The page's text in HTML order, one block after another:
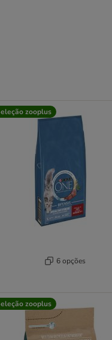
zooplus
6 opções
zooplus